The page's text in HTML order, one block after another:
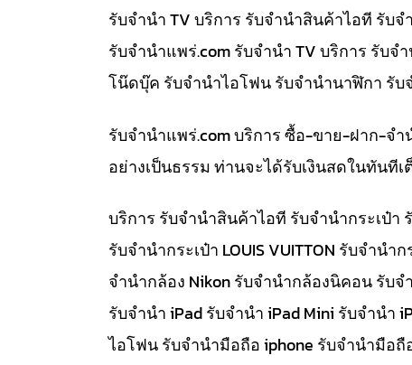
รับจำนำ TV บริการ รับจำนำสินค้าไอที รับ
รับจํานําแพร่.com รับจำนำ TV บริการ รับ
โน๊ดบุ๊ค รับจำนำไอโฟน รับจำนำนาฬิกา รับ
รับจํานําแพร่.com บริการ ซื้อ-ขาย-ฝาก-จำ
อย่างเป็นธรรม ท่านจะได้รับเงินสดในทันที
บริการ รับจำนำสินค้าไอที รับจำนำกระเป๋า
รับจำนำกระเป๋า LOUIS VUITTON รับจำ
จำนำกล้อง Nikon รับจำนำกล้องนิคอน รับ
รับจำนำ iPad รับจำนำ iPad Mini รับจำนำ
ไอโฟน รับจำนำมือถือ iphone รับจำนำมือ